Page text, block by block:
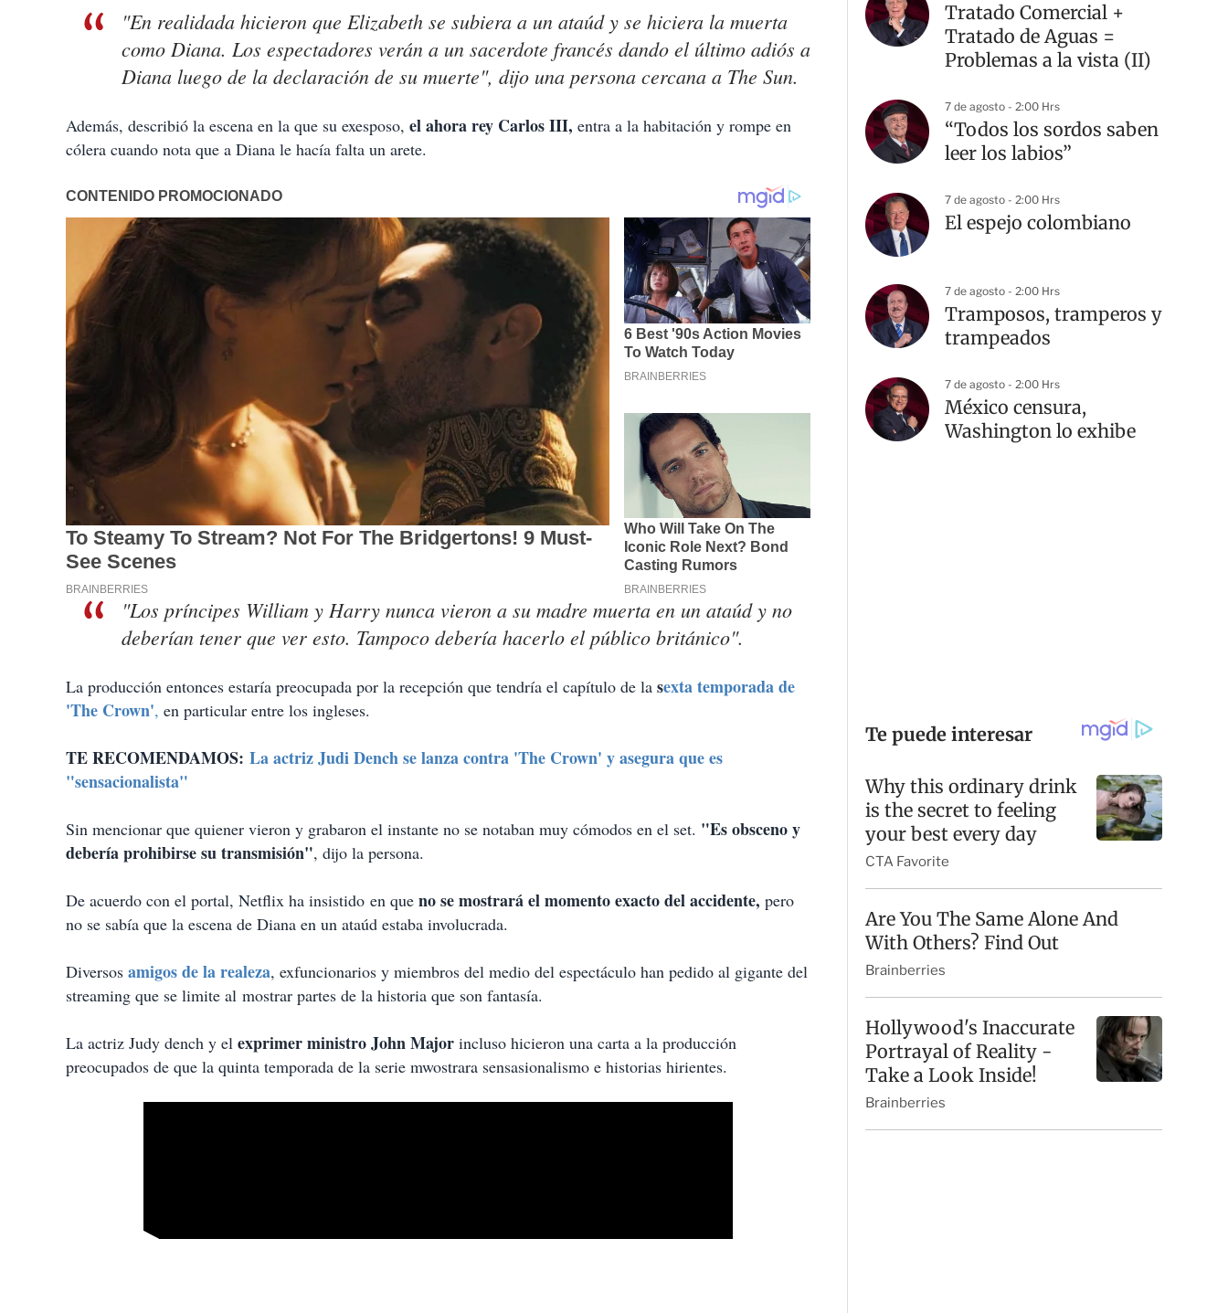
"En realidada hicieron que Elizabeth se subiera a un ataúd y se hiciera la muerta
como Diana. Los espectadores verán a un sacerdote francés dando el último adiós a
Diana luego de la declaración de su muerte", dijo una persona cercana a The Sun.
Además, describió la escena en la que su exesposo, el ahora rey Carlos III, entra a la habitación y rompe en
cólera cuando nota que a Diana le hacía falta un arete.
"Los príncipes William y Harry nunca vieron a su madre muerta en un ataúd y no
deberían tener que ver esto. Tampoco debería hacerlo el público británico".
La producción entonces estaría preocupada por la recepción que tendría el capítulo de la sexta temporada de
'The Crown', en particular entre los ingleses.
TE RECOMENDAMOS: La actriz Judi Dench se lanza contra 'The Crown' y asegura que es
"sensacionalista"
Sin mencionar que quiener vieron y grabaron el instante no se notaban muy cómodos en el set. "Es obsceno y
debería prohibirse su transmisión", dijo la persona.
De acuerdo con el portal, Netflix ha insistido en que no se mostrará el momento exacto del accidente, pero
no se sabía que la escena de Diana en un ataúd estaba involucrada.
Diversos amigos de la realeza, exfuncionarios y miembros del medio del espectáculo han pedido al gigante del
streaming que se limite al mostrar partes de la historia que son fantasía.
La actriz Judy dench y el exprimer ministro John Major incluso hicieron una carta a la producción
preocupados de que la quinta temporada de la serie mwostrara sensasionalismo e historias hirientes.
Tratado Comercial +
Tratado de Aguas =
Problemas a la vista (II)
7 de agosto - 2:00 Hrs
“Todos los sordos saben
leer los labios”
7 de agosto - 2:00 Hrs
El espejo colombiano
7 de agosto - 2:00 Hrs
Tramposos, tramperos y
trampeados
7 de agosto - 2:00 Hrs
México censura,
Washington lo exhibe